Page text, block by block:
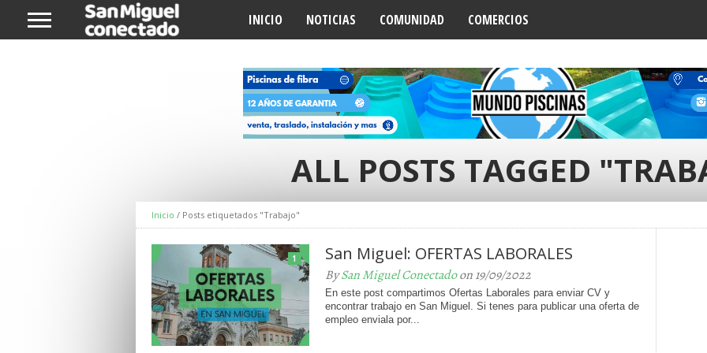
INICIO NOTICIAS COMUNIDAD COMERCIOS
ALL POSTS TAGGED
Inicio / Posts etiquetados "Trabajo"
1 San Miguel: OFERTAS LABORALES
BySan Miguel Conectadoon 19/09/2022
En este post compartimos Ofertas Laborales para enviar CV y
encontrar trabajo en San Miguel. Si tenes para publicar una oferta de
empleo enviala por...